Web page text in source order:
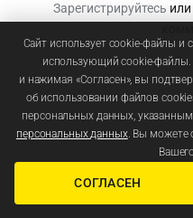
Зарегистрируйтесь или
Сайт использует cookie-файлы и
использующий cookie-файлы.
и нажимая «Согласен», вы
об использовании файлов
персональных данных,
персональных данных. Вы можете
СОГЛАСЕН